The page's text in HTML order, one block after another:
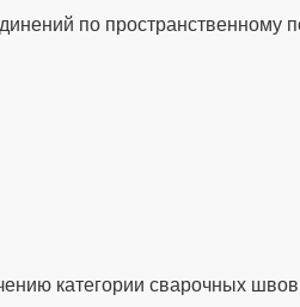
по пространственному
категории сварочных